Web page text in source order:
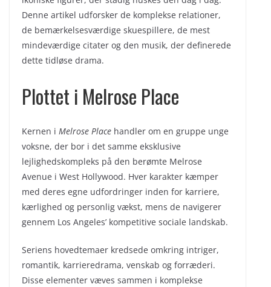
Denne artikel udforsker de komplekse relationer,
de bemærkelsesværdige skuespillere, de mest
mindeværdige citater og den musik, der definerede
dette tidløse drama.
Plottet i Melrose Place
Kernen i Melrose Place handler om en gruppe unge
voksne, der bor i det samme eksklusive
lejlighedskompleks på den berømte Melrose
Avenue i West Hollywood. Hver karakter kæmper
med deres egne udfordringer inden for karriere,
kærlighed og personlig vækst, mens de navigerer
gennem Los Angeles’ kompetitive sociale landskab.
Seriens hovedtemaer kredsede omkring intriger,
romantik, karrieredrama, venskab og forræderi.
Disse elementer væves sammen i komplekse